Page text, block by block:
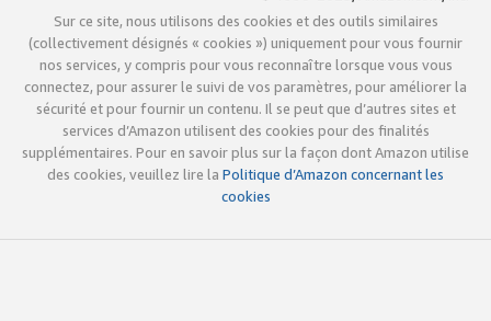
Sur ce site, nous utilisons des cookies et des outils similaires
(collectivement désignés « cookies ») uniquement pour vous fournir
nos services, y compris pour vous reconnaître lorsque vous vous
connectez, pour assurer le suivi de vos paramètres, pour améliorer la
sécurité et pour fournir un contenu. Il se peut que d’autres sites et
services d’Amazon utilisent des cookies pour des finalités
supplémentaires. Pour en savoir plus sur la façon dont Amazon utilise
des cookies, veuillez lire la Politique d’Amazon concernant les
cookies